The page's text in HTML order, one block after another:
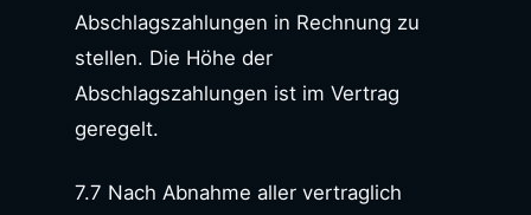
Abschlagszahlungen in Rechnung zu
stellen. Die Höhe der
Abschlagszahlungen ist im Vertrag
geregelt.
7.7 Nach Abnahme aller vertraglich